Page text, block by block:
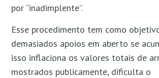
por “inadimplente”.
Esse procedimento tem como
demasiados apoios em aberto se
isso inflaciona os valores totais de
mostrados publicamente, dificulta o